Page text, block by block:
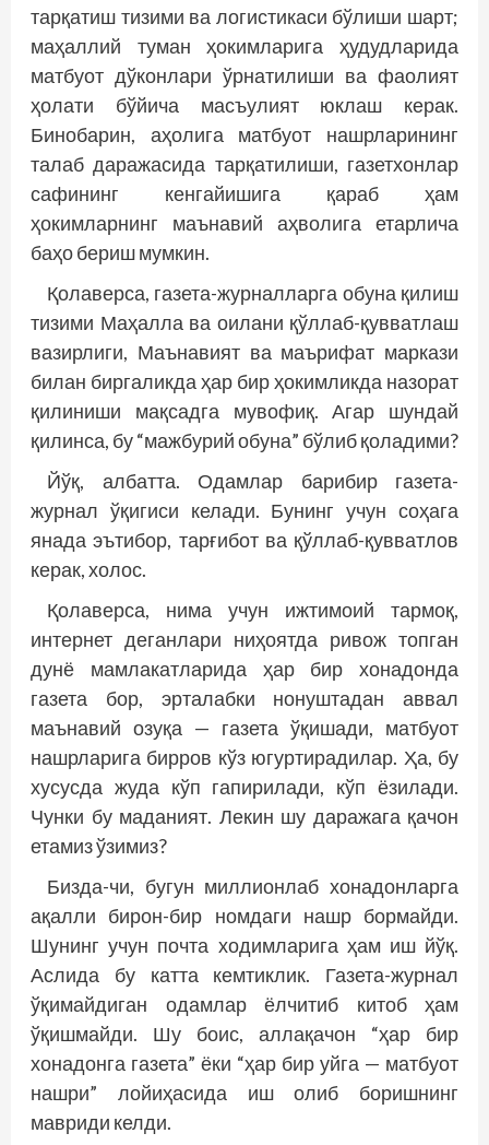
тарқатиш тизими ва логистикаси бўлиши шарт;
маҳаллий туман ҳокимларига ҳудудларида
матбуот дўконлари ўрнатилиши ва фаолият
ҳолати бўйича масъулият юклаш керак.
Бинобарин, аҳолига матбуот нашрларининг
талаб даражасида тарқатилиши, газетхонлар
сафининг кенгайишига қараб ҳам
ҳокимларнинг маънавий аҳволига етарлича
баҳо бериш мумкин.
Қолаверса, газета-журналларга обуна қилиш
тизими Маҳалла ва оилани қўллаб-қувватлаш
вазирлиги, Маънавият ва маърифат маркази
билан биргаликда ҳар бир ҳокимликда назорат
қилиниши мақсадга мувофиқ. Агар шундай
қилинса, бу “мажбурий обуна” бўлиб қоладими?
Йўқ, албатта. Одамлар барибир газета-
журнал ўқигиси келади. Бунинг учун соҳага
янада эътибор, тарғибот ва қўллаб-қувватлов
керак, холос.
Қолаверса, нима учун ижтимоий тармоқ,
интернет деганлари ниҳоятда ривож топган
дунё мамлакатларида ҳар бир хонадонда
газета бор, эрталабки нонуштадан аввал
маънавий озуқа — газета ўқишади, матбуот
нашрларига бирров кўз югуртирадилар. Ҳа, бу
хусусда жуда кўп гапирилади, кўп ёзилади.
Чунки бу маданият. Лекин шу даражага қачон
етамиз ўзимиз?
Бизда-чи, бугун миллионлаб хонадонларга
ақалли бирон-бир номдаги нашр бормайди.
Шунинг учун почта ходимларига ҳам иш йўқ.
Аслида бу катта кемтиклик. Газета-журнал
ўқимайдиган одамлар ёлчитиб китоб ҳам
ўқишмайди. Шу боис, аллақачон “ҳар бир
хонадонга газета” ёки “ҳар бир уйга — матбуот
нашри” лойиҳасида иш олиб боришнинг
мавриди келди.